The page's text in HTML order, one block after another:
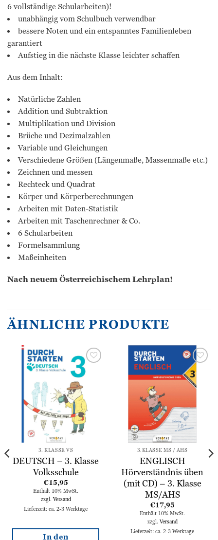
6 vollständige Schularbeiten)!
unabhängig vom Schulbuch verwendbar
bessere Noten und ein entspanntes Familienleben
garantiert
Aufstieg in die nächste Klasse leichter schaffen
Aus dem Inhalt:
Natürliche Zahlen
Addition und Subtraktion
Multiplikation und Division
Brüche und Dezimalzahlen
Variable und Gleichungen
Verschiedene Größen (Längenmaße, Massenmaße etc.)
Zeichnen und messen
Rechteck und Quadrat
Körper und Körperberechnungen
Arbeiten mit Daten-Statistik
Arbeiten mit Taschenrechner & Co.
6 Schularbeiten
Formelsammlung
Maßeinheiten
Nach neuem Österreichischem Lehrplan!
ÄHNLICHE PRODUKTE
Zur
Wunschliste
hinzufügen
3. KLASSE VS
DEUTSCH – 3. Klasse
Volksschule
€15,95
Enthält 10% MwSt.
zzgl. Versand
Lieferzeit: ca. 2-3 Werktage
In den
Zur
Wunschliste
hinzufügen
3.KLASSE MS / AHS
ENGLISCH
Hörverständnis üben
(mit CD) – 3. Klasse
MS/AHS
€17,95
Enthält 10% MwSt.
zzgl. Versand
Lieferzeit: ca. 2-3 Werktage